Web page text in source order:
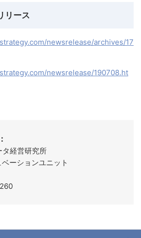
リース
newsrelease/archives/17
newsrelease/190708.ht
経営研究所
ーションユニット